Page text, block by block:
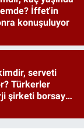
İffet'in
konuşuluyor
serveti
Türkerler
şirketi borsaya